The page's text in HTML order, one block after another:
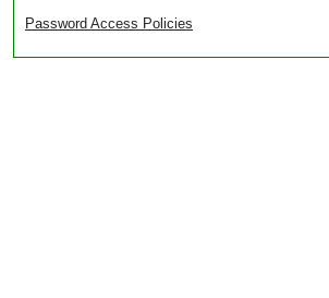
Password Access Policies